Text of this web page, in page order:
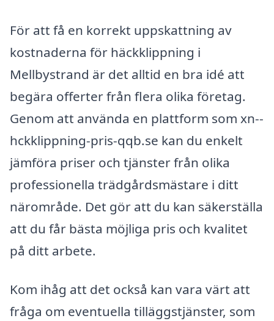
För att få en korrekt uppskattning av
kostnaderna för häckklippning i
Mellbystrand är det alltid en bra idé att
begära offerter från flera olika företag.
Genom att använda en plattform som xn--
hckklippning-pris-qqb.se kan du enkelt
jämföra priser och tjänster från olika
professionella trädgårdsmästare i ditt
närområde. Det gör att du kan säkerställa
att du får bästa möjliga pris och kvalitet
på ditt arbete.
Kom ihåg att det också kan vara värt att
fråga om eventuella tilläggstjänster, som